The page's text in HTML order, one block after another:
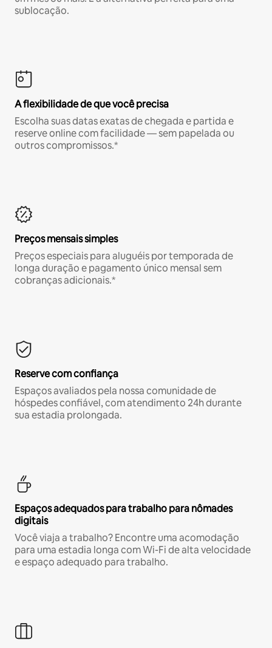
sublocação.
A flexibilidade de que você precisa
Escolha suas datas exatas de chegada e partida e
reserve online com facilidade — sem papelada ou
outros compromissos.*
Preços mensais simples
Preços especiais para aluguéis por temporada de
longa duração e pagamento único mensal sem
cobranças adicionais.*
Reserve com confiança
Espaços avaliados pela nossa comunidade de
hóspedes confiável, com atendimento 24h durante
sua estadia prolongada.
Espaços adequados para trabalho para nômades
digitais
Você viaja a trabalho? Encontre uma acomodação
para uma estadia longa com Wi-Fi de alta velocidade
e espaço adequado para trabalho.